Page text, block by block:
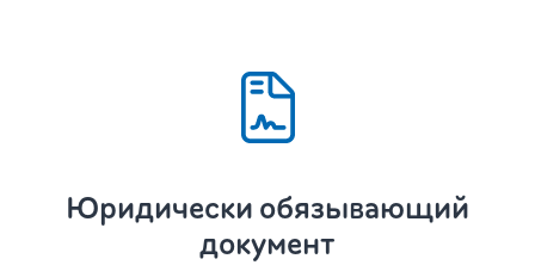
Юридически обязывающий
документ